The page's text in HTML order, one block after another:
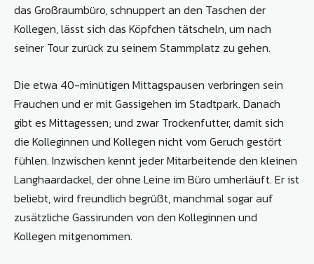
das Großraumbüro, schnuppert an den Taschen der
Kollegen, lässt sich das Köpfchen tätscheln, um nach
seiner Tour zurück zu seinem Stammplatz zu gehen.
Die etwa 40-minütigen Mittagspausen verbringen sein
Frauchen und er mit Gassigehen im Stadtpark. Danach
gibt es Mittagessen; und zwar Trockenfutter, damit sich
die Kolleginnen und Kollegen nicht vom Geruch gestört
fühlen. Inzwischen kennt jeder Mitarbeitende den kleinen
Langhaardackel, der ohne Leine im Büro umherläuft. Er ist
beliebt, wird freundlich begrüßt, manchmal sogar auf
zusätzliche Gassirunden von den Kolleginnen und
Kollegen mitgenommen.